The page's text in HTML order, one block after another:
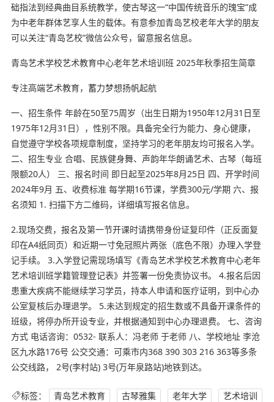
础指法到经典曲目系统教学，使古琴这一“中国传统音乐的瑰宝”成
为中老年群体艺享人生的载体。有意参加青岛艺校老年大学的朋友
可以关注“青岛艺校”微信公众号，留意报名信息。
青岛艺术学校艺术教育中心老年艺术培训班 2025年秋季招生简章
专注高端艺术教育，蓄力梦想扬帆起航
一、招生条件 年龄在50至75周岁（出生日期为1950年12月31日至
1975年12月31日），性别不限。具备完全行为能力、身心健康，
自觉遵守学校各项规章制度，坚持学习的老年朋友均可报名入学。
二、招生专业 合唱、民族健身舞、声韵年华朗诵艺术、古琴（每班
限额20人） 三、报名时间 即日起至2025年8月25日 四、开学时间
2024年9月 五、收费标准 每学期16节课，学费300元/学期 六、报
名须知 1. 扫描下方二维码，详细填写报名信息。
2.现场交费，报名及第一节开课时请携带身份证复印件（正反面复
印在A4纸同页）和近期一寸免冠照片两张（底色不限）办理入学登
记手续。 3.入学登记需现场填写《青岛艺术学校艺术教育中心老年
艺术培训班学籍管理登记表》并签署一份免责协议书。 4.报名后因
患重大疾病不能继续学习学员，持本人申请和医疗证明，到中心办
公室复核后办理退学。 5.未达到规定的招生数或不具备开课条件的
班级，将停办所开设专业，并根据通知到中心办理退费。 七、咨询
方式 电话咨询：0532- 联系人：冯老师 于老师 八、学校地址 李沧
区九水路176号 公交交通：可乘市内368 390 303 216 363等多条
公交线路， 2号(李村站) 3号(万年泉路站)地铁到达。
标签： 青岛艺术教育 古琴雅集 老年大学
艺术培训